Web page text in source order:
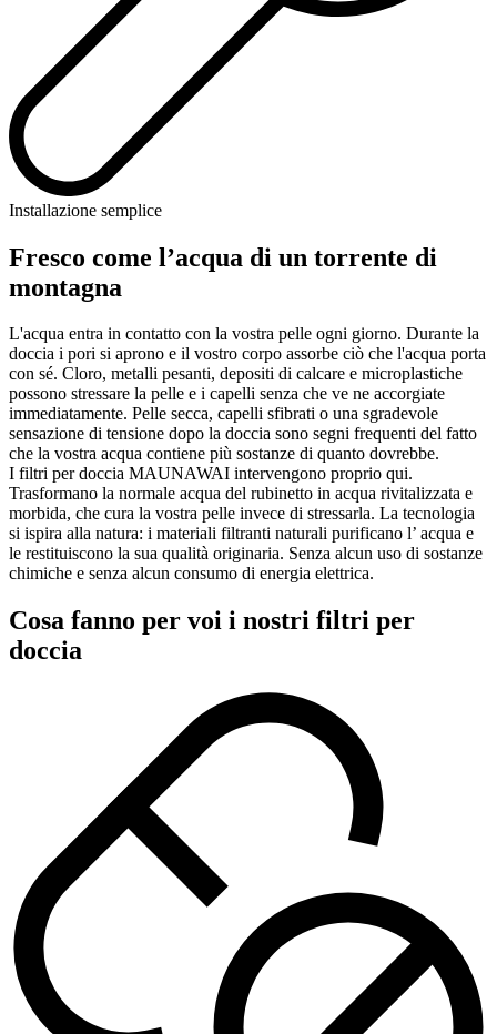
Installazione semplice
Fresco come l’acqua di un torrente di
montagna
L'acqua entra in contatto con la vostra pelle ogni giorno. Durante la
doccia i pori si aprono e il vostro corpo assorbe ciò che l'acqua porta
con sé. Cloro, metalli pesanti, depositi di calcare e microplastiche
possono stressare la pelle e i capelli senza che ve ne accorgiate
immediatamente. Pelle secca, capelli sfibrati o una sgradevole
sensazione di tensione dopo la doccia sono segni frequenti del fatto
che la vostra acqua contiene più sostanze di quanto dovrebbe.
I filtri per doccia MAUNAWAI intervengono proprio qui.
Trasformano la normale acqua del rubinetto in acqua rivitalizzata e
morbida, che cura la vostra pelle invece di stressarla. La tecnologia
si ispira alla natura: i materiali filtranti naturali purificano l’ acqua e
le restituiscono la sua qualità originaria. Senza alcun uso di sostanze
chimiche e senza alcun consumo di energia elettrica.
Cosa fanno per voi i nostri filtri per
doccia